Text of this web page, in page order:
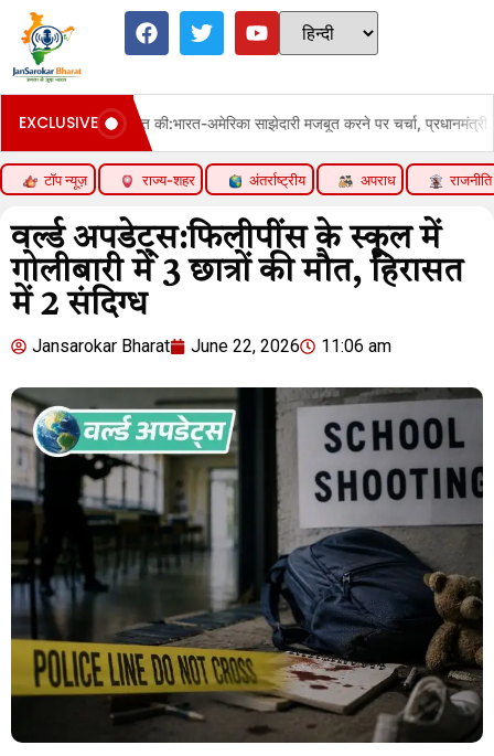
EXCLUSIVE
पर बात की:भारत-अमेरिका साझेदारी मजबूत करने पर चर्चा, प्रधानमंत्री ने सोशल मीडिया
टॉप न्यूज़ राज्य-शहर अंतर्राष्ट्रीय अपराध राजनीति
वर्ल्ड अपडेट्स:फिलीपींस के स्कूल में
गोलीबारी में 3 छात्रों की मौत, हिरासत
में 2 संदिग्ध
Jansarokar Bharat June 22, 2026 11:06 am